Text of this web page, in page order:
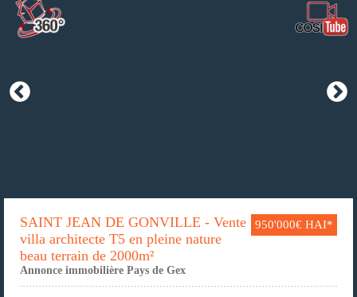
950'000€ HAI*
SAINT JEAN DE GONVILLE - Vente
villa architecte T5 en pleine nature
beau terrain de 2000m²
Annonce immobilière Pays de Gex